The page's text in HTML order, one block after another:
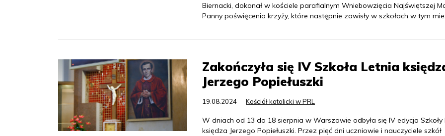
Biernacki, dokonał w kościele parafialnym Wniebowzięcia Najświętszej
Panny poświęcenia krzyży, które następnie zawisły w szkołach w tym
Zakończyła się IV Szkoła Letnia
Jerzego Popiełuszki
19.08.2024 Kościół katolicki w PRL
W dniach od 13 do 18 sierpnia w Warszawie odbyła się IV edycja Szkoły
księdza Jerzego Popiełuszki. Przez pięć dni uczniowie i nauczyciele szkół